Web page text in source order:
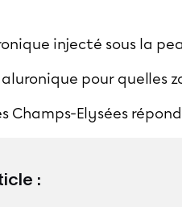
injecté sous la
pour quelles
Champs-Elysées
: